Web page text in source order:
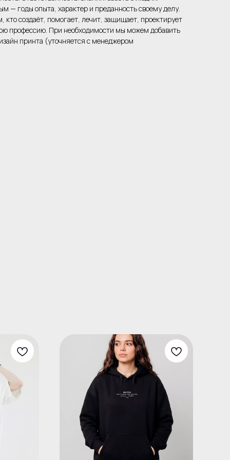
— годы опыта, характер и преданность своему делу.
кто создаёт, помогает, лечит, защищает, проектирует
профессию. При необходимости мы можем добавить
принта (уточняется с менеджером